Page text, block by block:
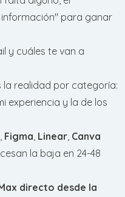
para ganar
y cuáles te van a
la realidad por categoría:
experiencia y la de los
Figma Linear Canva
la baja en 24-48
directo desde la